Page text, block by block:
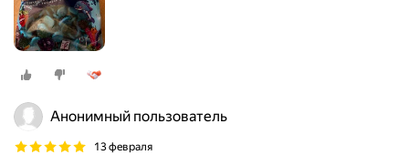
Анонимный пользователь
13 февраля